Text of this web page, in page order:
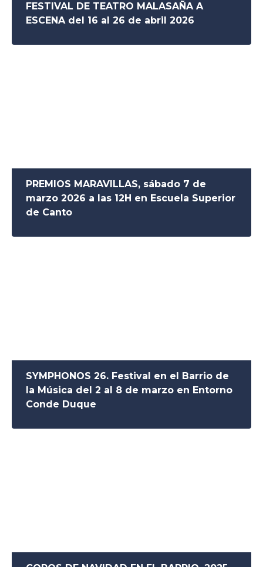
FESTIVAL DE TEATRO MALASAÑA A
ESCENA del 16 al 26 de abril 2026
PREMIOS MARAVILLAS, sábado 7 de
marzo 2026 a las 12H en Escuela Superior
de Canto
SYMPHONOS 26. Festival en el Barrio de
la Música del 2 al 8 de marzo en Entorno
Conde Duque